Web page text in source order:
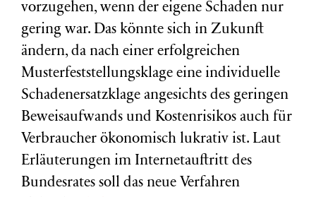
vorzugehen, wenn der eigene Schaden nur
gering war. Das könnte sich in Zukunft
ändern, da nach einer erfolgreichen
Musterfeststellungsklage eine individuelle
Schadenersatzklage angesichts des geringen
Beweisaufwands und Kostenrisikos auch für
Verbraucher ökonomisch lukrativ ist. Laut
Erläuterungen im Internetauftritt des
Bundesrates soll das neue Verfahren